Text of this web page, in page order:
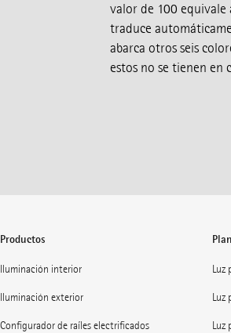
valor de 100 equivale
traduce
abarca otros seis
estos no se tienen en
Productos
Iluminación interior
Iluminación exterior
Configurador de raíles electrificados
Luz
Luz
Luz